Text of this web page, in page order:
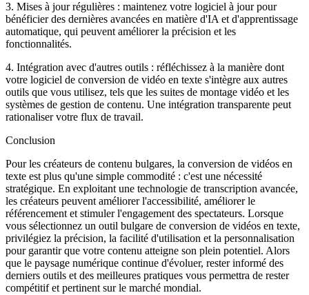
3. Mises à jour régulières : maintenez votre logiciel à jour pour
bénéficier des dernières avancées en matière d'IA et d'apprentissage
automatique, qui peuvent améliorer la précision et les
fonctionnalités.
4. Intégration avec d'autres outils : réfléchissez à la manière dont
votre logiciel de conversion de vidéo en texte s'intègre aux autres
outils que vous utilisez, tels que les suites de montage vidéo et les
systèmes de gestion de contenu. Une intégration transparente peut
rationaliser votre flux de travail.
Conclusion
Pour les créateurs de contenu bulgares, la conversion de vidéos en
texte est plus qu'une simple commodité : c'est une nécessité
stratégique. En exploitant une technologie de transcription avancée,
les créateurs peuvent améliorer l'accessibilité, améliorer le
référencement et stimuler l'engagement des spectateurs. Lorsque
vous sélectionnez un outil bulgare de conversion de vidéos en texte,
privilégiez la précision, la facilité d'utilisation et la personnalisation
pour garantir que votre contenu atteigne son plein potentiel. Alors
que le paysage numérique continue d'évoluer, rester informé des
derniers outils et des meilleures pratiques vous permettra de rester
compétitif et pertinent sur le marché mondial.